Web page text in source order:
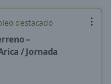
destacado
–
/ Jornada